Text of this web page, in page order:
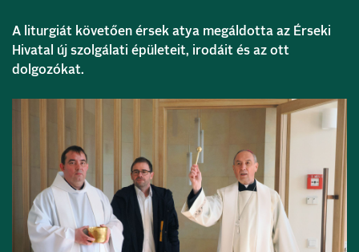
A liturgiát követően érsek atya megáldotta az Érseki
Hivatal új szolgálati épületeit, irodáit és az ott
dolgozókat.